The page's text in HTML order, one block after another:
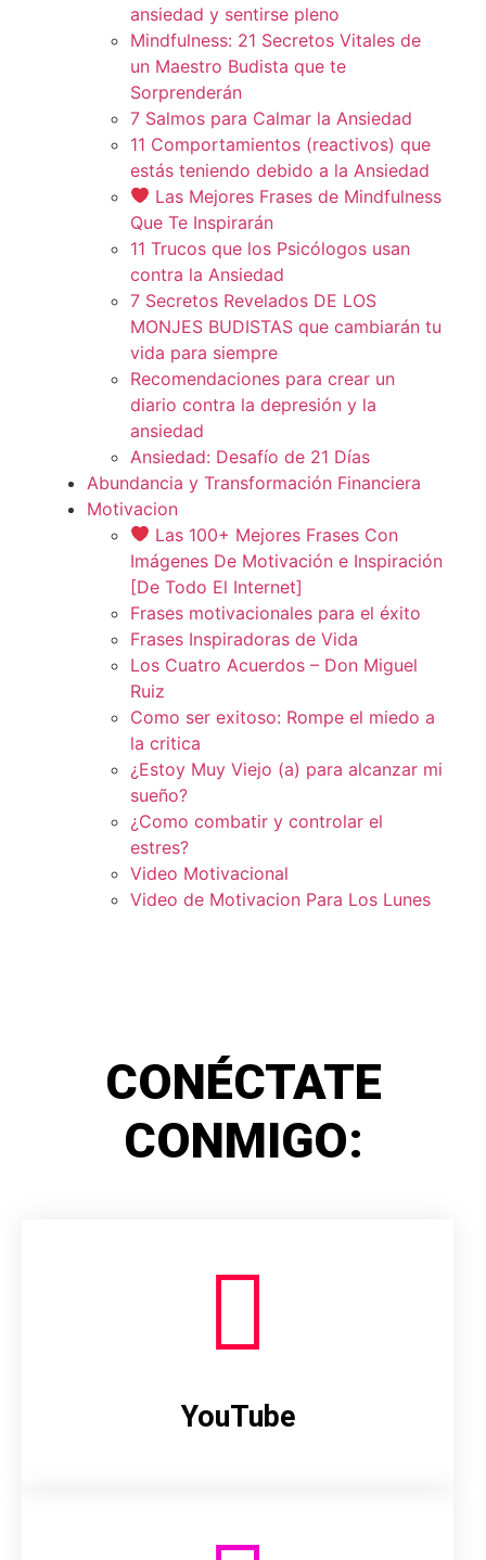
ansiedad y sentirse pleno
Mindfulness: 21 Secretos Vitales de
un Maestro Budista que te
Sorprenderán
7 Salmos para Calmar la Ansiedad
11 Comportamientos (reactivos) que
estás teniendo debido a la Ansiedad
Las Mejores Frases de Mindfulness
Que Te Inspirarán
11 Trucos que los Psicólogos usan
contra la Ansiedad
7 Secretos Revelados DE LOS
MONJES BUDISTAS que cambiarán tu
vida para siempre
Recomendaciones para crear un
diario contra la depresión y la
ansiedad
Ansiedad: Desafío de 21 Días
Abundancia y Transformación Financiera
Motivacion
Las 100+ Mejores Frases Con
Imágenes De Motivación e Inspiración
[De Todo El Internet]
Frases motivacionales para el éxito
Frases Inspiradoras de Vida
Los Cuatro Acuerdos – Don Miguel
Ruiz
Como ser exitoso: Rompe el miedo a
la critica
¿Estoy Muy Viejo (a) para alcanzar mi
sueño?
¿Como combatir y controlar el
estres?
Video Motivacional
Video de Motivacion Para Los Lunes
CONÉCTATE
CONMIGO:
YouTube